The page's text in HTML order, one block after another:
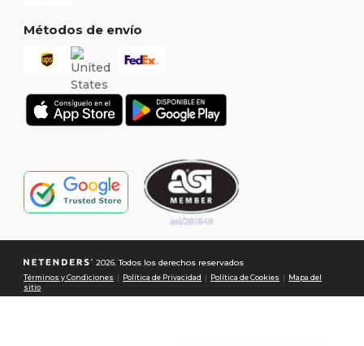
Métodos de envío
2026. Todos los derechos reservados
Términos y Condiciones Política de Privacidad Política de Cookies
Mapa del
sitio